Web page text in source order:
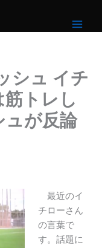
シュ イチ
トレし
ュが反論
最近のイ
チローさん
の言葉で
す。話題に